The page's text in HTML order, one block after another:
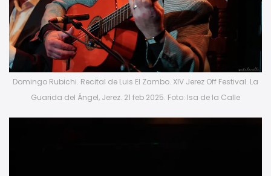
Domingo Rubichi. Recital de Luis El Zambo. XIV Jerez Off Festival. La
Guarida del Ángel, Jerez. 21 feb 2025. Foto: Isa de la Calle